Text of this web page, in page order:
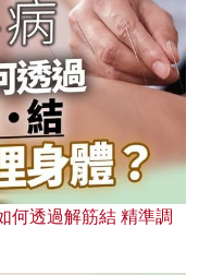
何透過解筋結 精準調